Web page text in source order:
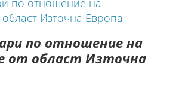
по отношение на
от област Източна